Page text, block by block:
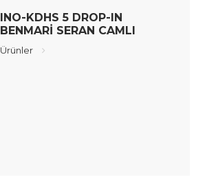
INO-KDHS 5 DROP-IN
BENMARİ SERAN CAMLI
Ürünler